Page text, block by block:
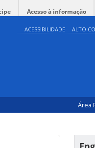
Acesso à informação
ACESSIBILIDADE ALTO
Área